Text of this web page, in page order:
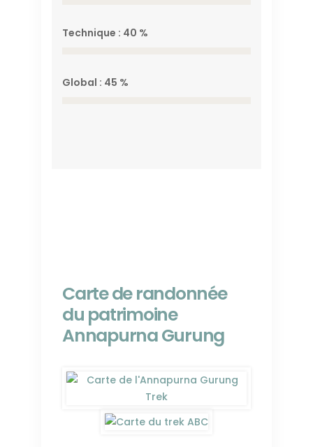
Technique : 40 %
Global : 45 %
Carte de randonnée
du patrimoine
Annapurna Gurung